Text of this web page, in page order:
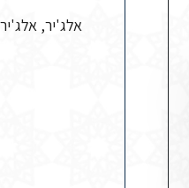
אלג'יר,